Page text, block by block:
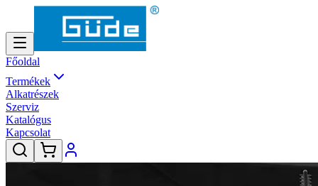
Főoldal
Termékek
Alkatrészek
Szerviz
Katalógus
Kapcsolat